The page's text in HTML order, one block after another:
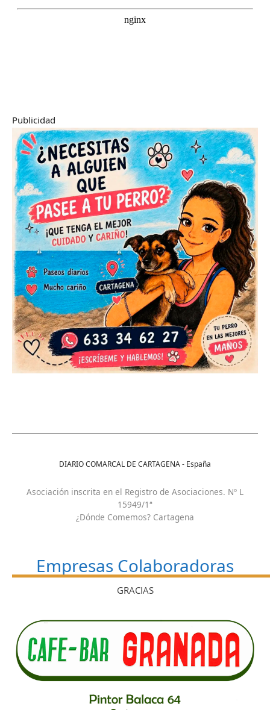
Publicidad
DIARIO COMARCAL DE CARTAGENA - España
Asociación inscrita en el Registro de Asociaciones. Nº L
15949/1ª
¿Dónde Comemos? Cartagena
Empresas Colaboradoras
GRACIAS